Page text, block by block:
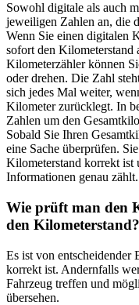
Sowohl digitale als auch
jeweiligen Zahlen an, die
Wenn Sie einen digitalen
sofort den Kilometerstand
Kilometerzähler können
oder drehen. Die Zahl
sich jedes Mal weiter,
Kilometer zurücklegt. In
Zahlen um den
Sobald Sie Ihren
eine Sache überprüfen.
Kilometerstand korrekt ist
Informationen genau zählt.
Wie prüft man den
den Kilometerstand?
Es ist von entscheidender
korrekt ist. Andernfalls
Fahrzeug treffen und
übersehen.